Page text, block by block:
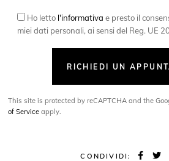
Ho letto l'informativa e presto il
miei dati personali, ai sensi del Reg. UE
RICHIEDI UN
This site is protected by reCAPTCHA and the
of Service apply.
CONDIVIDI: